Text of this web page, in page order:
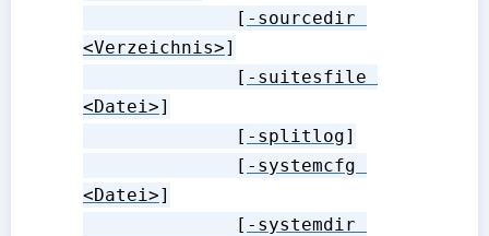
              [
-sourcedir
<Verzeichnis>]
              [
-suitesfile
<Datei>]
              [
-splitlog]
              [
-systemcfg
<Datei>]
              [
-systemdir